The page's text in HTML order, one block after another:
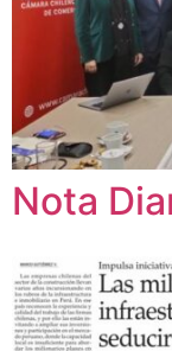
Nota